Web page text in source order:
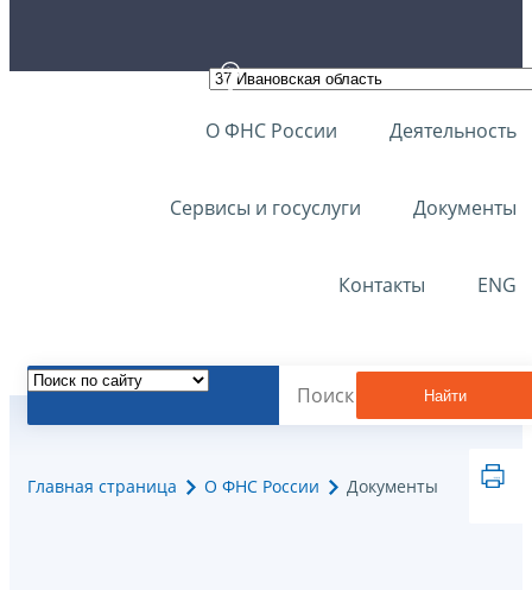
О ФНС России Деятельность
Сервисы и госуслуги Документы
Контакты ENG
Найти
Главная страница О ФНС России Документы